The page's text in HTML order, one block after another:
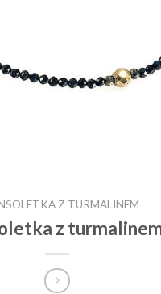
Z TURMALINEM
z